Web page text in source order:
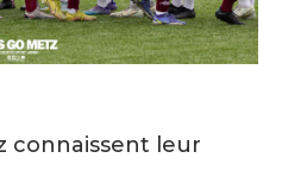
connaissent leur